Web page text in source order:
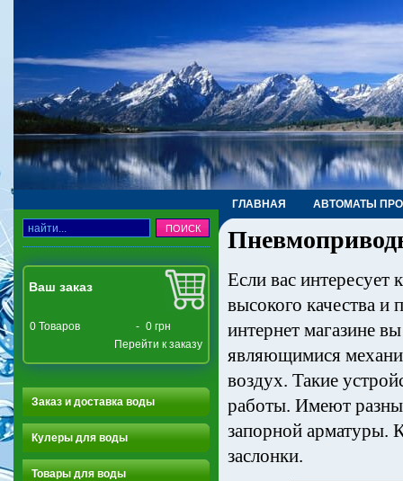
ГЛАВНАЯ АВТОМАТЫ
ТРУБЫ, ФИТИНГИ, КРАНЫ
Ваш заказ
0 Товаров - 0 грн
Перейти к заказу
Заказ и доставка воды
Кулеры для воды
Товары для воды
Если вас интересует
высокого качества
интернет магазине
являющимися
воздух. Такие
работы. Имеют
запорной арматуры.
заслонки.